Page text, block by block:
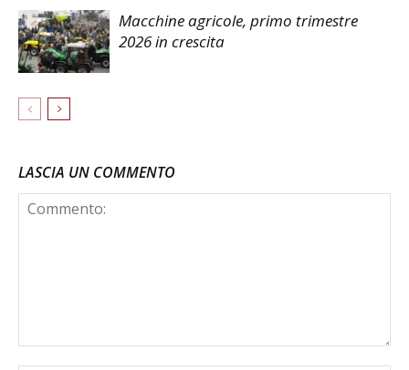
Macchine agricole, primo trimestre
2026 in crescita
LASCIA UN COMMENTO